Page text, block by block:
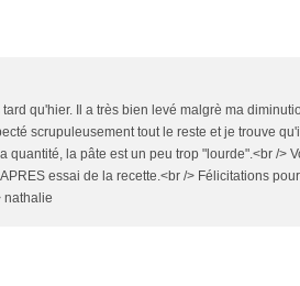
qu'hier. Il a très bien levé malgrè ma
scrupuleusement tout le reste et je trouve
quantité, la pâte est un peu trop "lourde".<br />
essai de la recette.<br /> Félicitations
nathalie